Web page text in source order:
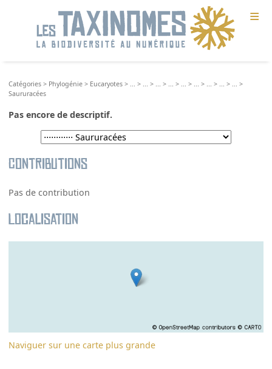
≡
Catégories > Phylogénie > Eucaryotes > > > > > > > > >
>
Saururacées
Pas encore de descriptif.
Contributions
Pas de contribution
Localisation
Naviguer sur une carte plus grande